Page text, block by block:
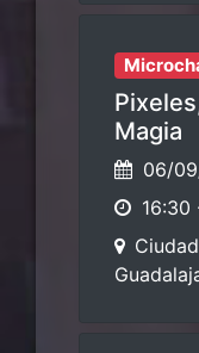
Magia
06/
16:30